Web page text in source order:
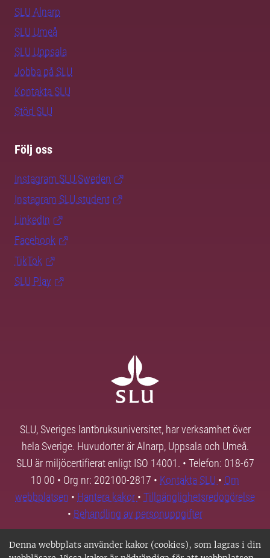
Denna webbplats använder kakor (cookies), som lagras i din
SLU Alnarp
SLU Umeå
SLU Uppsala
Jobba på SLU
Kontakta SLU
Stöd SLU
Följ oss
Instagram SLU.Sweden
Instagram SLU.student
LinkedIn
Facebook
TikTok
SLU Play
SLU, Sveriges lantbruksuniversitet, har verksamhet över
hela Sverige. Huvudorter är Alnarp, Uppsala och Umeå.
SLU är miljöcertifierat enligt ISO 14001. • Telefon: 018-67
10 00 • Org nr: 202100-2817 • Kontakta SLU • Om
webbplatsen • Hantera kakor • Tillgänglighetsredogörelse
• Behandling av personuppgifter